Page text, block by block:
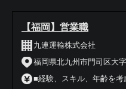
【福岡】営業職
九連運輸株式会社
福岡県北九州市門司区大
■経験、スキル、年齢を